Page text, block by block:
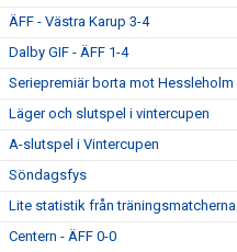
ÄFF - Västra Karup 3-4
Dalby GIF - ÄFF 1-4
Seriepremiär borta mot Hessleholm
Läger och slutspel i vintercupen
A-slutspel i Vintercupen
Söndagsfys
Lite statistik från träningsmatcherna
Centern - ÄFF 0-0